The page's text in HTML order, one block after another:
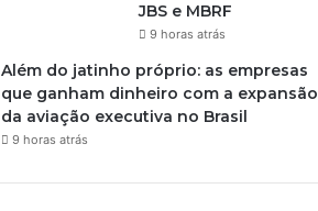
JBS e MBRF
9 horas atrás
Além do jatinho próprio: as empresas
que ganham dinheiro com a expansão
da aviação executiva no Brasil
9 horas atrás